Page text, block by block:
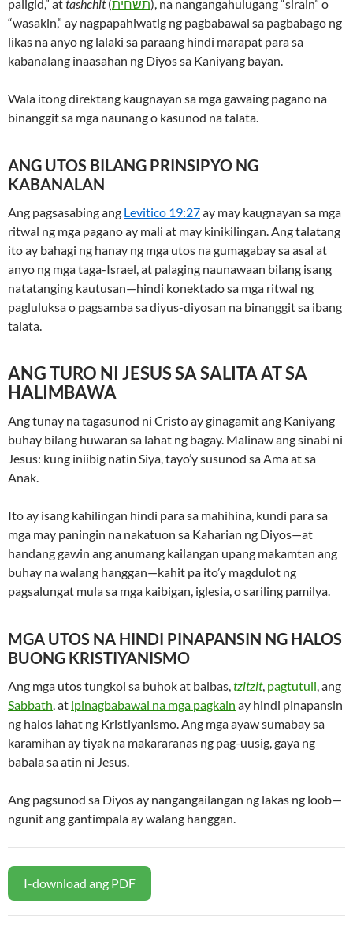
paligid,” attashchit(תשחית), na nangangahulugang “sirain” o
“wasakin,” ay nagpapahiwatig ng pagbabawal sa pagbabago ng
likas na anyo ng lalaki sa paraang hindi marapat para sa
kabanalang inaasahan ng Diyos sa Kaniyang bayan.
Wala itong direktang kaugnayan sa mga gawaing pagano na
binanggit sa mga naunang o kasunod na talata.
ANG UTOS BILANG PRINSIPYO NG
KABANALAN
Ang pagsasabing ang Levitico 19:27ay may kaugnayan sa mga
ritwal ng mga pagano ay mali at may kinikilingan. Ang talatang
ito ay bahagi ng hanay ng mga utos na gumagabay sa asal at
anyo ng mga taga-Israel, at palaging naunawaan bilang isang
natatanging kautusan—hindi konektado sa mga ritwal ng
pagluluksa o pagsamba sa diyus-diyosan na binanggit sa ibang
talata.
ANG TURO NI JESUS SA SALITA AT SA
HALIMBAWA
Ang tunay na tagasunod ni Cristo ay ginagamit ang Kaniyang
buhay bilang huwaran sa lahat ng bagay. Malinaw ang sinabi ni
Jesus: kung iniibig natin Siya, tayo’y susunod sa Ama at sa
Anak.
Ito ay isang kahilingan hindi para sa mahihina, kundi para sa
mga may paningin na nakatuon sa Kaharian ng Diyos—at
handang gawin ang anumang kailangan upang makamtan ang
buhay na walang hanggan—kahit pa ito’y magdulot ng
pagsalungat mula sa mga kaibigan, iglesia, o sariling pamilya.
MGA UTOS NA HINDI PINAPANSIN NG HALOS
BUONG KRISTIYANISMO
Ang mga utos tungkol sa buhok at balbas,tzitzit, pagtutuli, ang
Sabbath, at ipinagbabawal na mga pagkain ay hindi pinapansin
ng halos lahat ng Kristiyanismo. Ang mga ayaw sumabay sa
karamihan ay tiyak na makararanas ng pag-uusig, gaya ng
babala sa atin ni Jesus.
Ang pagsunod sa Diyos ay nangangailangan ng lakas ng loob—
ngunit ang gantimpala ay walang hanggan.
I-download ang PDF